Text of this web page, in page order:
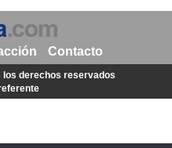
Contacto
los derechos reservados